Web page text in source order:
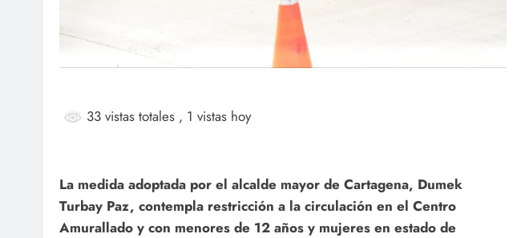
33 vistas totales , 1 vistas hoy
La medida adoptada por el alcalde mayor de Cartagena, Dumek
Turbay Paz, contempla restricción a la circulación en el Centro
Amurallado y con menores de 12 años y mujeres en estado de